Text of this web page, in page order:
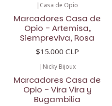
| Casa de Opio
Marcadores Casa de
Opio - Artemisa,
Siempreviva, Rosa
$15.000 CLP
| Nicky Bijoux
Marcadores Casa de
Opio - Vira Vira y
Bugambilia